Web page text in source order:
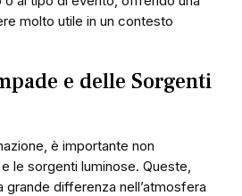
molto utile in un contesto
e delle Sorgenti
è importante non
le sorgenti luminose. Queste,
differenza nell’atmosfera